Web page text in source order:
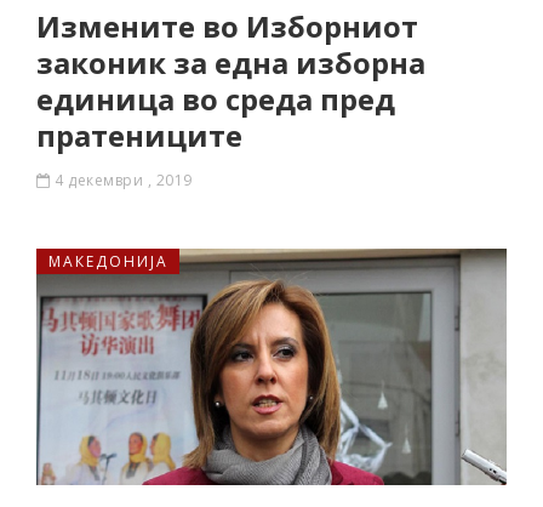
Измените во Изборниот
законик за една изборна
единица во среда пред
пратениците
4 декември , 2019
МАКЕДОНИЈА